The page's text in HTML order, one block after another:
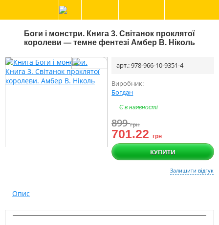
Боги і монстри. Книга 3. Світанок проклятої
королеви — темне фентезі Амбер В. Ніколь
арт.: 978-966-10-9351-4
Виробник:
Богдан
Є в наявності
899грн
701.22грн
КУПИТИ
Залишити відгук
Опис